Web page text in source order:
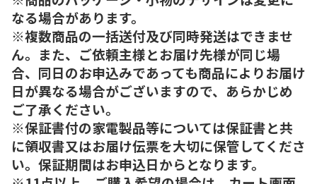
なる場合があります。
※複数商品の一括送付及び同時発送はできませ
ん。また、ご依頼主様とお届け先様が同じ場
合、同日のお申込みであっても商品によりお届け
日が異なる場合がございますので、あらかじめ
ご了承ください。
※保証書付の家電製品等については保証書と共
に領収書又はお届け伝票を大切に保管してくださ
い。保証期間はお申込日からとなります。